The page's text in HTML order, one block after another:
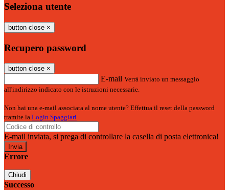
Seleziona utente
button close ×
Recupero password
button close ×
E-mail Verrà inviato un messaggio
all'indirizzo indicato con le istruzioni necessarie.
Non hai una e-mail associata al nome utente? Effettua il reset della password
tramite la Login Spaggiari
E-mail inviata, si prega di controllare la casella di posta elettronica!
Errore
Chiudi
Successo